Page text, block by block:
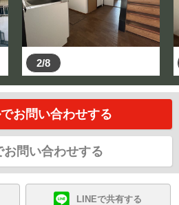
2/8
お問い合わせする
お問い合わせする
LINEで共有する